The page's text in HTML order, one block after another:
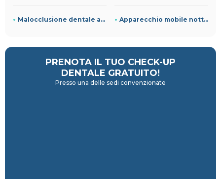
Malocclusione dentale adulti Apparecchio mobile notturno
PRENOTA IL TUO CHECK-UP
DENTALE GRATUITO!
Presso una delle sedi convenzionate